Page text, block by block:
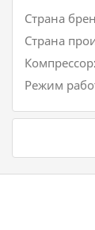
Страна
Страна
Компрессор:
Режим